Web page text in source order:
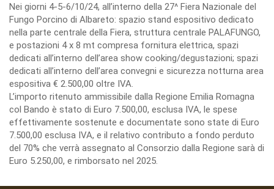
Nei giorni 4-5-6/10/24, all’interno della 27^ Fiera Nazionale del
Fungo Porcino di Albareto: spazio stand espositivo dedicato
nella parte centrale della Fiera, struttura centrale PALAFUNGO,
e postazioni 4 x 8 mt compresa fornitura elettrica, spazi
dedicati all’interno dell’area show cooking/degustazioni; spazi
dedicati all’interno dell’area convegni e sicurezza notturna area
espositiva € 2.500,00 oltre IVA.
L’importo ritenuto ammissibile dalla Regione Emilia Romagna
col Bando è stato di Euro 7.500,00, esclusa IVA, le spese
effettivamente sostenute e documentate sono state di Euro
7.500,00 esclusa IVA, e il relativo contributo a fondo perduto
del 70% che verrà assegnato al Consorzio dalla Regione sarà di
Euro 5.250,00, e rimborsato nel 2025.